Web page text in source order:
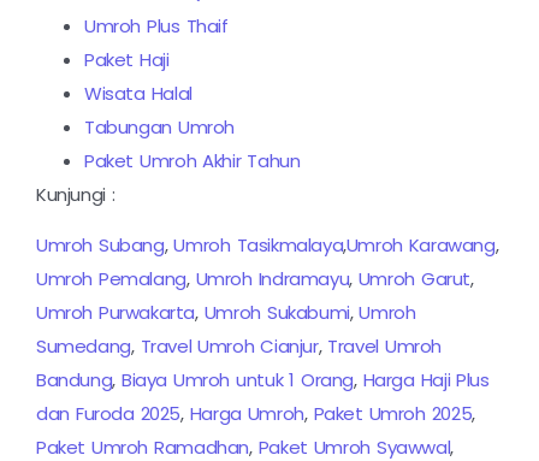
Umroh Plus Thaif
Paket Haji
Wisata Halal
Tabungan Umroh
Paket Umroh Akhir Tahun
Kunjungi :
Umroh Subang,Umroh Tasikmalaya,Umroh Karawang,
Umroh Pemalang, Umroh Indramayu, Umroh Garut,
Umroh Purwakarta, Umroh Sukabumi,Umroh
Sumedang, Travel Umroh Cianjur, Travel Umroh
Bandung, Biaya Umroh untuk 1 Orang, Harga Haji Plus
dan Furoda 2025, Harga Umroh, Paket Umroh 2025,
Paket Umroh Ramadhan, Paket Umroh Syawwal,